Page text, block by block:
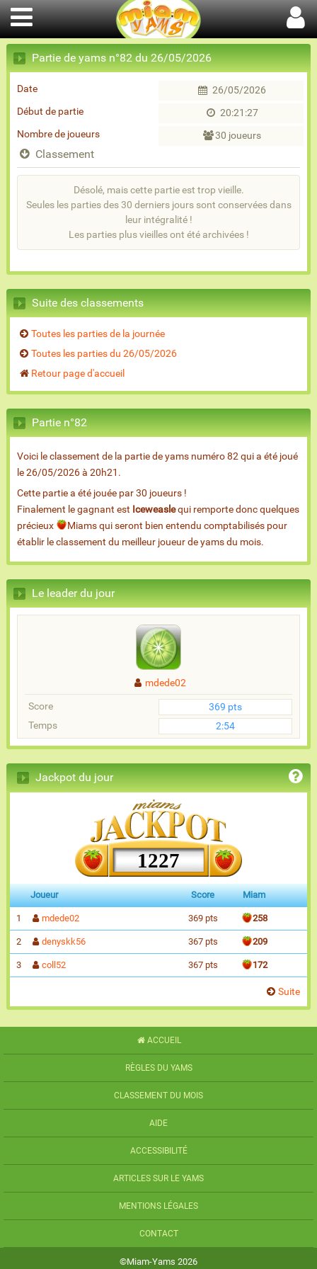
Partie de yams n°82 du 26/05/2026
Date
26/05/2026
Début de partie
20:21:27
Nombre de joueurs
30 joueurs
Classement
Désolé, mais cette partie est trop vieille.
Seules les parties des 30 derniers jours sont conservées dans
leur intégralité !
Les parties plus vieilles ont été archivées !
Suite des classements
Toutes les parties de la journée
Toutes les parties du 26/05/2026
Retour page d'accueil
Partie n°82
Voici le classement de la partie de yams numéro 82 qui a été joué
le 26/05/2026 à 20h21.
Cette partie a été jouée par 30 joueurs !
Finalement le gagnant est Iceweaslequi remporte donc quelques
précieux
Miams qui seront bien entendu comptabilisés pour
établir le classement du meilleur joueur de yams du mois.
Le leader du jour
mdede02
Score
369 pts
Temps
2:54
Jackpot du jour
1227
Joueur Score Miam
1 mdede02 369 pts 258
2 denyskk56 367 pts 209
3 coll52 367 pts 172
Suite
ACCUEIL
RÈGLES DU YAMS
CLASSEMENT DU MOIS
AIDE
ACCESSIBILITÉ
ARTICLES SUR LE YAMS
MENTIONS LÉGALES
CONTACT
©Miam-Yams 2026